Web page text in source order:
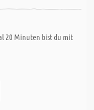
20 Minuten bist du mit